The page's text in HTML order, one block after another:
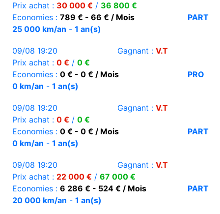
Prix achat : 30 000 € / 36 800 €
Economies : 789 € - 66 € / Mois
PART
25 000 km/an - 1 an(s)
09/08 19:20 Gagnant : V.T
Prix achat : 0 € / 0 €
Economies : 0 € - 0 € / Mois
PRO
0 km/an - 1 an(s)
09/08 19:20 Gagnant : V.T
Prix achat : 0 € / 0 €
Economies : 0 € - 0 € / Mois
PART
0 km/an - 1 an(s)
09/08 19:20 Gagnant : V.T
Prix achat : 22 000 € / 67 000 €
Economies : 6 286 € - 524 € / Mois
PART
20 000 km/an - 1 an(s)